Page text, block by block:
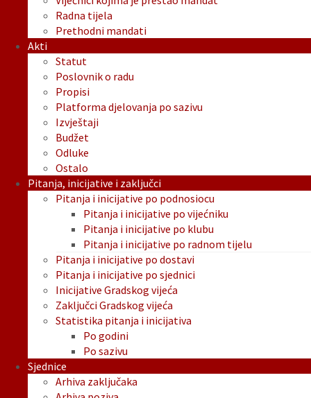
Radna tijela
Prethodni mandati
Akti
Statut
Poslovnik o radu
Propisi
Platforma djelovanja po sazivu
Izvještaji
Budžet
Odluke
Ostalo
Pitanja, inicijative i zaključci
Pitanja i inicijative po podnosiocu
Pitanja i inicijative po vijećniku
Pitanja i inicijative po klubu
Pitanja i inicijative po radnom tijelu
Pitanja i inicijative po dostavi
Pitanja i inicijative po sjednici
Inicijative Gradskog vijeća
Zaključci Gradskog vijeća
Statistika pitanja i inicijativa
Po godini
Po sazivu
Sjednice
Arhiva zaključaka